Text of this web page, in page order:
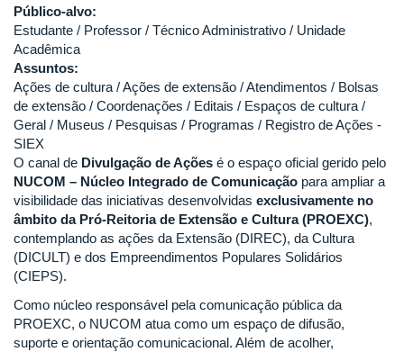
Público-alvo:
Estudante / Professor / Técnico Administrativo / Unidade
Acadêmica
Assuntos:
Ações de cultura / Ações de extensão / Atendimentos / Bolsas
de extensão / Coordenações / Editais / Espaços de cultura /
Geral / Museus / Pesquisas / Programas / Registro de Ações -
SIEX
O canal de Divulgação de Ações é o espaço oficial gerido pelo
NUCOM – Núcleo Integrado de Comunicação para ampliar a
visibilidade das iniciativas desenvolvidas exclusivamente no
âmbito da Pró-Reitoria de Extensão e Cultura (PROEXC),
contemplando as ações da Extensão (DIREC), da Cultura
(DICULT) e dos Empreendimentos Populares Solidários
(CIEPS).
Como núcleo responsável pela comunicação pública da
PROEXC, o NUCOM atua como um espaço de difusão,
suporte e orientação comunicacional. Além de acolher,